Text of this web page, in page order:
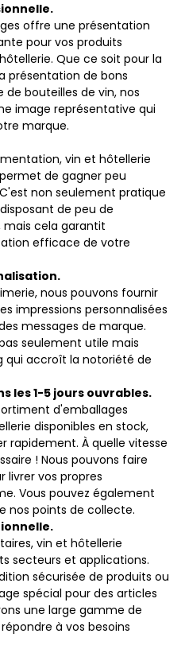
offre une présentation
pour vos produits
Que ce soit pour la
présentation de bons
bouteilles de vin, nos
image représentative qui
marque.
vin et hôtellerie
de gagner peu
non seulement pratique
de peu de
cela garantit
efficace de votre
nous pouvons fournir
impressions personnalisées
messages de marque.
seulement utile mais
qui accroît la notoriété de
les 1-5 jours ouvrables.
d'emballages
disponibles en stock,
rapidement. À quelle vitesse
! Nous pouvons faire
livrer vos propres
Vous pouvez également
nos points de collecte.
vin et hôtellerie
secteurs et applications.
sécurisée de produits ou
spécial pour des articles
une large gamme de
à vos besoins